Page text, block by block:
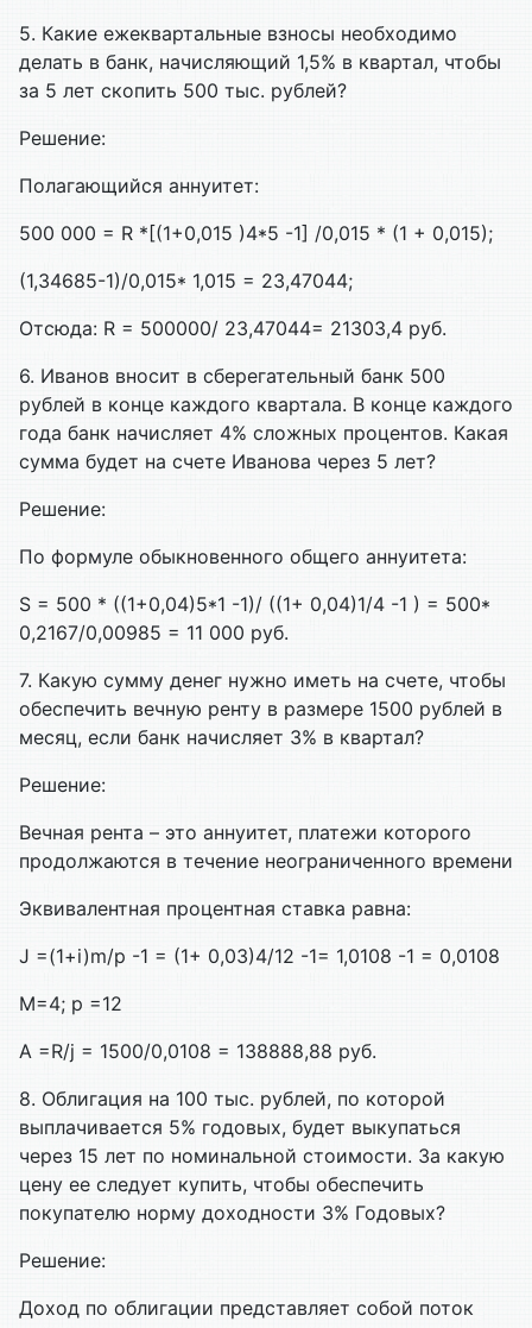
5. Какие ежеквартальные взносы необходимо
делать в банк, начисляющий 1,5% в квартал, чтобы
за 5 лет скопить 500 тыс. рублей?
Решение:
Полагающийся аннуитет:
500 000 = R *[(1+0,015 )4*5 -1] /0,015 * (1 + 0,015);
(1,34685-1)/0,015* 1,015 = 23,47044;
Отсюда: R = 500000/ 23,47044= 21303,4 руб.
6. Иванов вносит в сберегательный банк 500
рублей в конце каждого квартала. В конце каждого
года банк начисляет 4% сложных процентов. Какая
сумма будет на счете Иванова через 5 лет?
Решение:
По формуле обыкновенного общего аннуитета:
S = 500 * ((1+0,04)5*1 -1)/ ((1+ 0,04)1/4 -1 ) = 500*
0,2167/0,00985 = 11 000 руб.
7. Какую сумму денег нужно иметь на счете, чтобы
обеспечить вечную ренту в размере 1500 рублей в
месяц, если банк начисляет 3% в квартал?
Решение:
Вечная рента – это аннуитет, платежи которого
продолжаются в течение неограниченного времени
Эквивалентная процентная ставка равна:
J =(1+i)m/p -1 = (1+ 0,03)4/12 -1= 1,0108 -1 = 0,0108
M=4; p =12
А =R/j = 1500/0,0108 = 138888,88 руб.
8. Облигация на 100 тыс. рублей, по которой
выплачивается 5% годовых, бу­дет выкупаться
через 15 лет по номинальной стоимости. За какую
цену ее следует купить, чтобы обеспечить
покупателю норму доходности 3% Годовых?
Решение:
Доход по облигации представляет собой поток